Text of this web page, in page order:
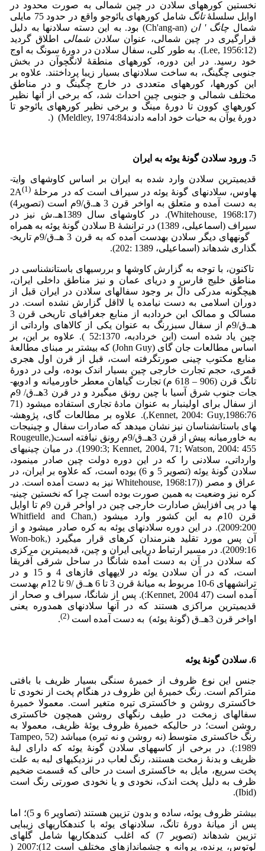
نخستین کوره­های سلادن در چین شمالی به صورت محدود در
اوایل سلسلۀتانگ
شامل کوره­های یائوجو واقع در حدود 75 مایلی
شمال چانگ' ان
(Ch'ang-an) بود. به این دسته سلادن­ها به دلیل
قرارگیری در چین شمالی، عنوانسلادن شمالی اطلاق گردید
(Lee, 1956:12). به طور کلی، سفال سلادن در دورۀ سونگ به اوج
خود رسید. در این دوره، کوره­های منطقۀ لانگ­چوآن در بخش
جنوبی چگینگ، به ساخت سلادن­های بسیار زیبا پرداختند. علاوه بر
این کوره­ها، کوره­های متعددی در خارج چگینگ و در مناطق
مختلف شمالی و جنوبی چین احداث شد، که برخی از آنها نظیر
کوره­های کوون تا دورۀ مینگ و برخی نظیر کوره­های یائوجو تا
دورۀ یوآن به حیات خود ادامه دادندMeldley, 1974:84) (.
5. ورود سلادن گونۀ یوئه به ایران
قدیمی­ترین سلادن وارد شده به ایران بر اساس کاوش­های وایت­
هاوس، سلادن­های گونۀ یوئه در سیراف است که در مرحلۀ 2A (1)
به دست آمده و متعلق به اواخر قرن 3 هـ.ق/9م است (تصویر4)
(Whitehouse, 1968:17). در کاوش­های سال 1389­هـ.ش نیز در
سیراف (اسماعیلی، 1389) در ترانشۀ B سلادن گونۀ یوئه به همراه
گونه­های دیگر سلادن به­دست آمده که به قرن 3 هـ.ق/9م تاریخ­
گذاری شده­اند (اسماعیلی، 1389 :202).
تاکنون، با توجه به گزارش­ کاوش­ها و بررسی­های باستان­شناسی در
مناطق خلیج فارس و دریای عمان و نیز مناطق داخلی ایران،
هیچ­گونه مدرکی دالّ بر وجود سفال­های سلادن در ایران قبل از
دوران اسلامی به دست نیامده یا لااقل گزارش نشده است. در
مسالک و ممالک ابن خردادبه از منابع جغرافیای تاریخی قرن 3
هـ.ق/9م از سفال سبزرنگ به عنوان یکی از کالاهای وارداتی از
چین یاد شده است (ابن خردادبه، 52:1370 ). علاوه ­بر این، بر
اساس­ مطالعات جان گای (John Guy) که بیشتر بر مبنای مطالعۀ
منابع مکتوب چینی صورت­گرفته است، قبل از قرن اول هجری
قمری، حجم تجارت خارجی چین بسیار اندک بوده، ولی در دورۀ
تانگ قرن (906 – 618 م) تجارت گیاهان معطر خاورمیانه و ادویه­
جات جنوب شرق آسیا با چین رونق می­گیرد و در قرن 3هـ.ق/ 9­م
از سفال برای اولین­بار به عنوان مادۀ تجاری استفاده می­شود (71
Kennet, 2004: Guy,1986:76,). علاوه بر مطالعات گای، پژوهش­
های باستان­شناسان نیز نشان می­دهد که صادرات سفال و چینی­جات
به خاورمیانه پیش از قرن 3­هـ.ق/9م رونق نیافته است(Rougeulle,
1990:3; Kennet, 2004, 71; Watson, 2004: 455). در میان چینی­های
وارداتی، سلادنی را که در این دوره دولت چین صادر می­نمود،
سلادن گونۀ یوئه (تصویر 5 و 6) بوده است، که علاوه بر ایران، در
عراق و مصر ((Whitehouse, 1968:17 نیز به دست آمده است. در
کره نیز وضعیت به همین صورت بوده است چرا که نخستین چینی­
ها در پی افزایش صادارت خارجی چین در اواخر قرن 9­م تا اوایل
قرن 10م به این کشور وارد می­شود (Whitfield and Chan,
2009:200). در این دوره سلادن­های یوئه به کره صادر می­شود و از
آن پس مورد تقلید هنرمندان کره­ای قرار می­گیرد (Won-bok,
2009:16). در مسیر ارتباط دریایی ایران و چین، قدیمی­ترین مرکزی
که سلادن در آن به دست آمده شانگا در ساحل شرقی آفریقا
است، که در آن سلادن یوئه در لایه­های فازهای 4 و 15 و در
ترانشه­های 6-10 مربوط به میانۀ قرن 3 تا 6 هـ.ق /9 تا 12م به­دست
آمده است (47 Kennet, 2004:). پس از شانگا، سیراف و صحار از
قدیمی­ترین مراکزی هستند که در آنها سلادن­های هم­دوره­ یعنی
اواخر قرن 3هـ.ق (گونۀ یوئه) به دست آمده است
(2)
.
6. سلادن گونۀ یوئه
جنس این نوع ظروف از خمیرۀ سنگی بسیار ظریف با بافتی
متراکم است. رنگ خمیرۀ این ظروف در هنگام پخت از نخودی تا
خاکستری روشن و خاکستری تیره متغیر است. معمولا خمیرۀ
سفال­های زمخت در طیف رنگ­های روشن همچون خاکستری
روشن است؛ در حالی­که خمیرۀ ظروف یوئۀ ظریف، معمولا به
رنگ خاکستری متوسط (نه روشن و نه تیره) می­باشد (52 Tampeo,
1989:). در برخی از کاسه­های سلادن گونۀ یوئه که دارای لبۀ
ظریف و بدنۀ زمخت هستند، رنگ لعاب در نزدیکی­های لبه به علت
پخت سریع، مایل به خاکستری است در حالی که قسمت ضخیم
ظرف به دلیل پخت اندک، نخودی و یا نخودی صورتی رنگ است
(Ibid).
بیشتر ظروف یوئه، ساده و بدون تزیین هستند (تصاویر 6 و 5)؛ اما
پس از میانۀ دورۀ تانگ، سلادن­های یوئه با کنده­کاری­های زیبایی
تزیین شده­اند (تصویر 7) که اغلب کنده­کاری­ها شامل گل­های
لوتوس، پرنده، پروانه و چشم­انداز­های مختلف است 12):2007 (